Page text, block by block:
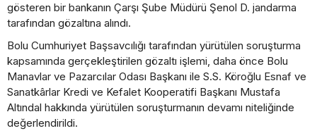
gösteren bir bankanın Çarşı Şube Müdürü Şenol D. jandarma
tarafından gözaltına alındı.
Bolu Cumhuriyet Başsavcılığı tarafından yürütülen soruşturma
kapsamında gerçekleştirilen gözaltı işlemi, daha önce Bolu
Manavlar ve Pazarcılar Odası Başkanı ile S.S. Köroğlu Esnaf ve
Sanatkârlar Kredi ve Kefalet Kooperatifi Başkanı Mustafa
Altındal hakkında yürütülen soruşturmanın devamı niteliğinde
değerlendirildi.